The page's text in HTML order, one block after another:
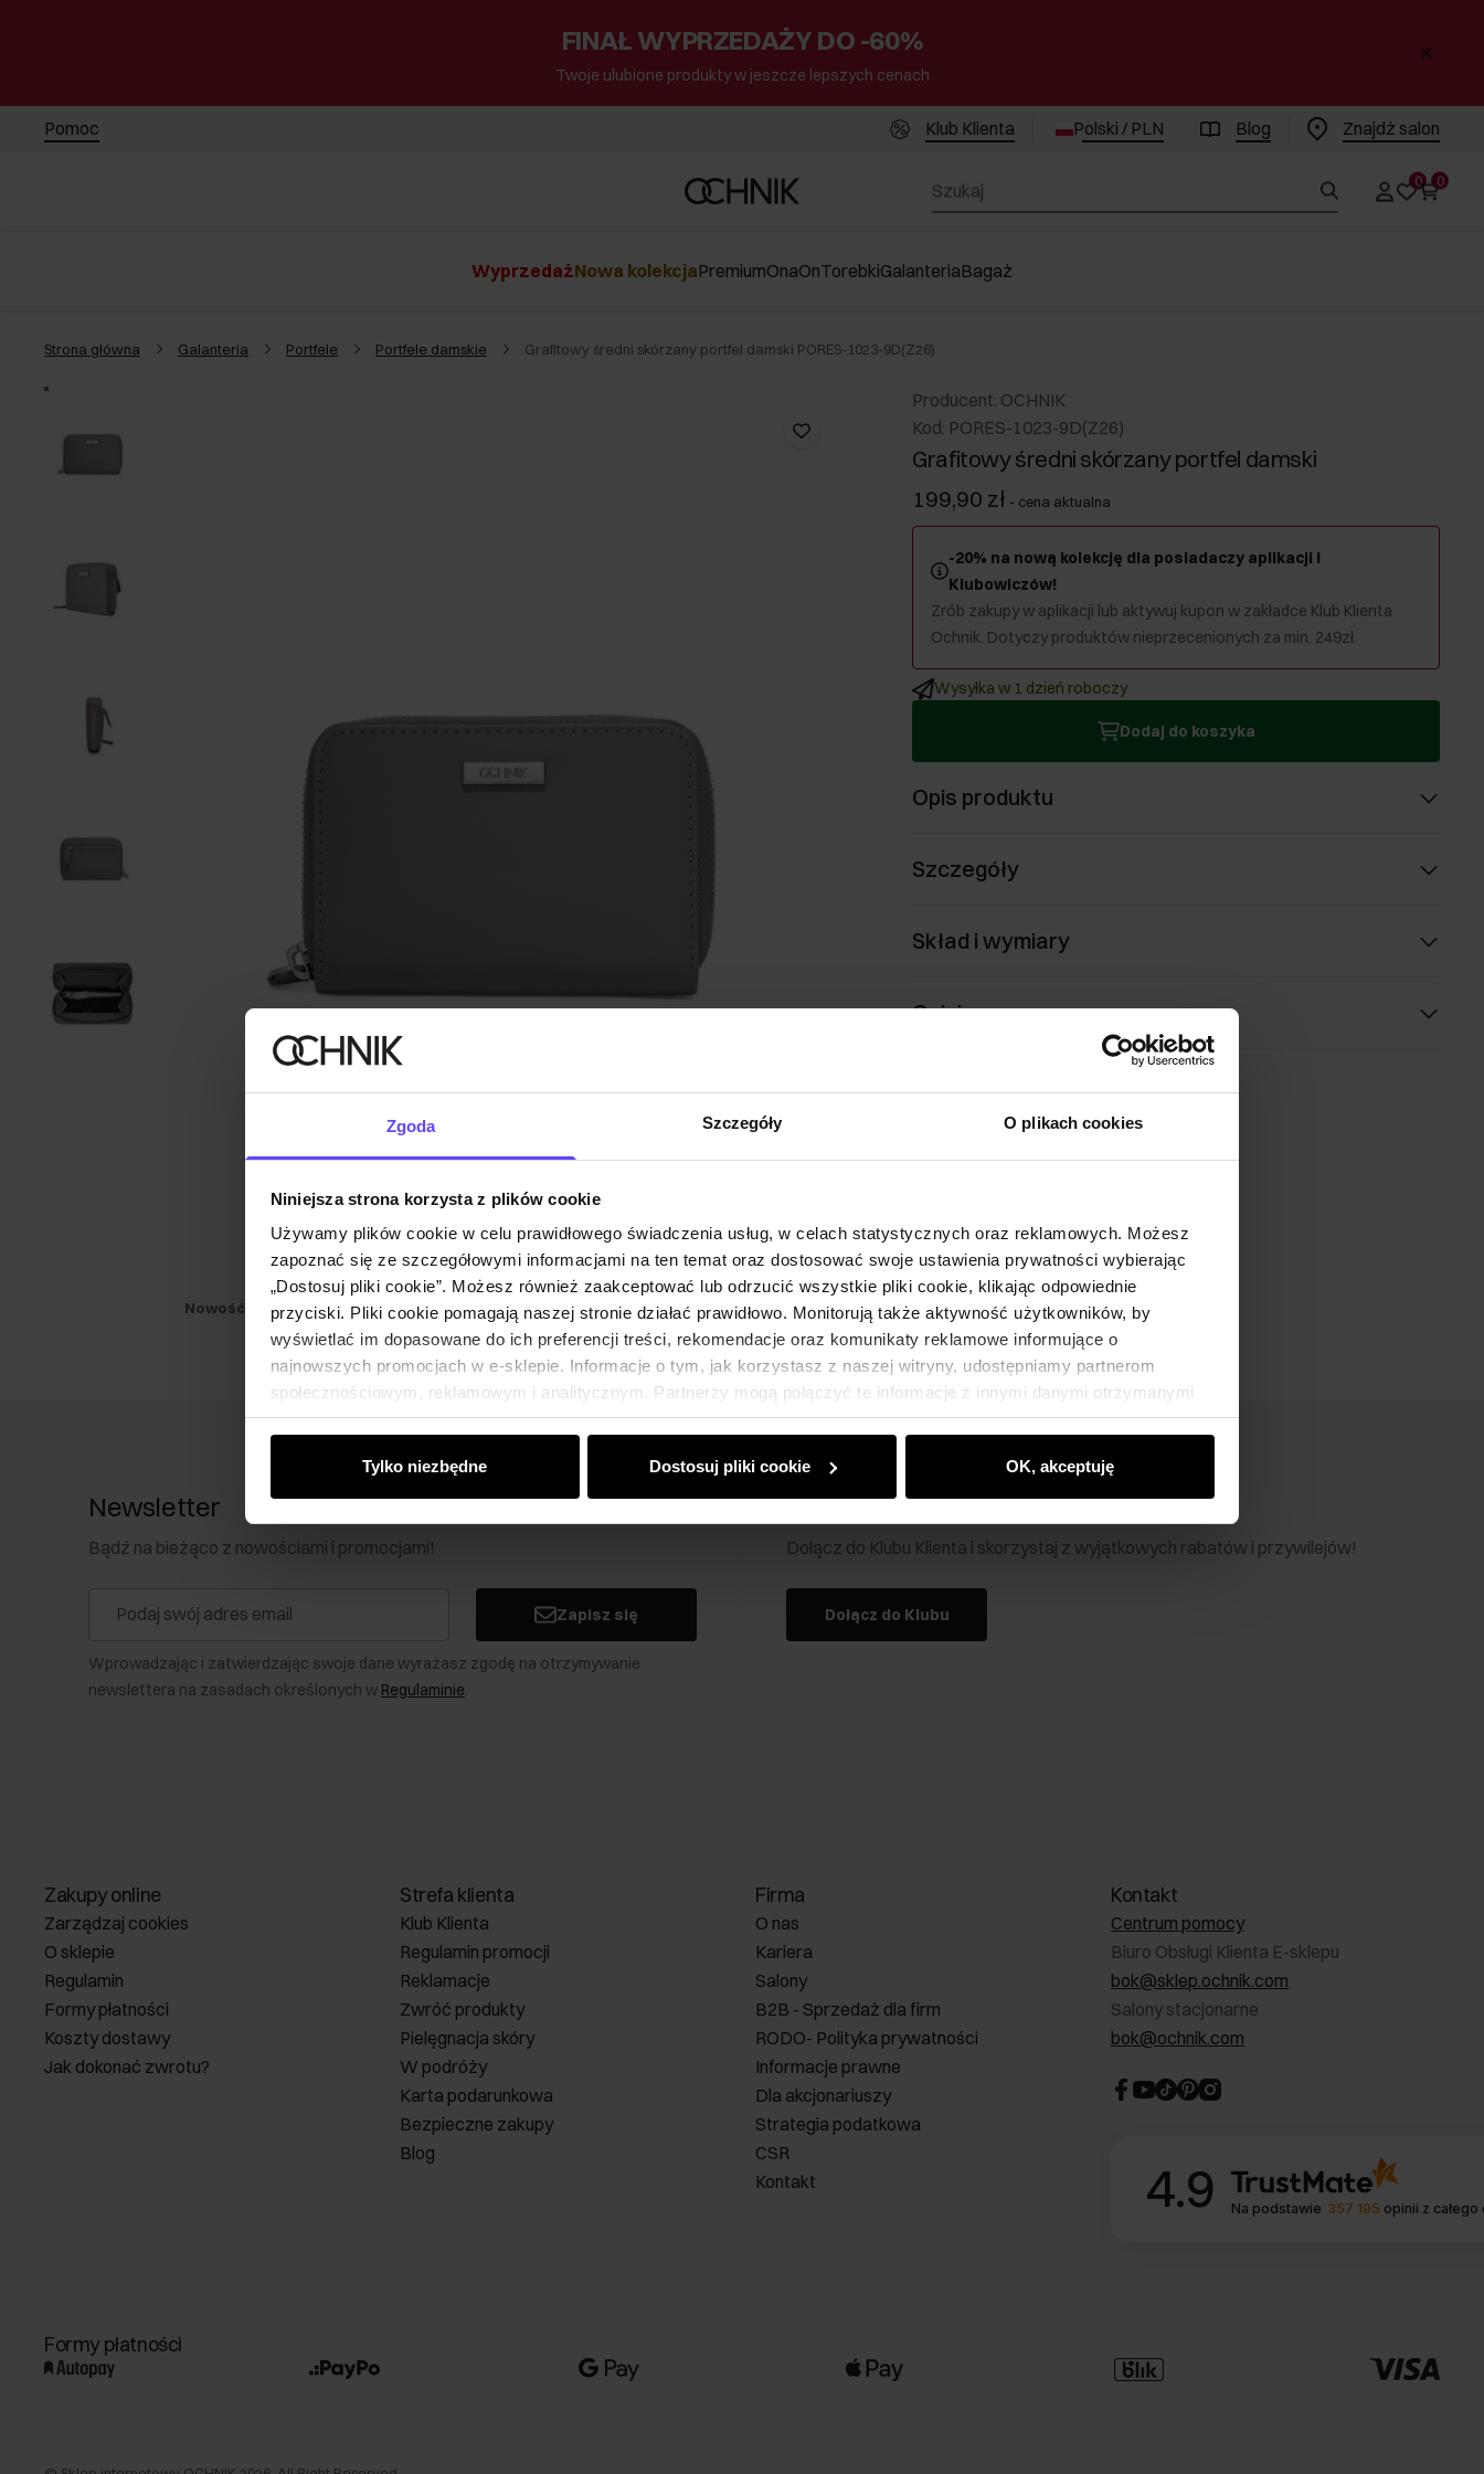
Zgoda Szczegóły O plikach cookies
Niniejsza strona korzysta z plików cookie
Używamy plików cookie w celu prawidłowego świadczenia usług, w celach statystycznych oraz reklamowych. Możesz
zapoznać się ze szczegółowymi informacjami na ten temat oraz dostosować swoje ustawienia prywatności wybierając
„Dostosuj pliki cookie”. Możesz również zaakceptować lub odrzucić wszystkie pliki cookie, klikając odpowiednie
przyciski. Pliki cookie pomagają naszej stronie działać prawidłowo. Monitorują także aktywność użytkowników, by
wyświetlać im dopasowane do ich preferencji treści, rekomendacje oraz komunikaty reklamowe informujące o
najnowszych promocjach w e-sklepie. Informacje o tym, jak korzystasz z naszej witryny, udostępniamy partnerom
społecznościowym, reklamowym i analitycznym. Partnerzy mogą połączyć te informacje z innymi danymi otrzymanymi
od Ciebie lub uzyskanymi podczas korzystania z ich usług.
Tylko niezbędne Dostosuj pliki cookie OK, akceptuję
FINAŁ WYPRZEDAŻY DO -60%
Twoje ulubione produkty w jeszcze lepszych cenach
Pomoc Klub Klienta Polski / PLN Blog Znajdż salon
0 0
WyprzedażNowa kolekcjaPremiumOnaOnTorebkiGalanteriaBagaż
Strona główna Galanteria Portfele Portfele damskie Grafitowy średni skórzany portfel damski PORES-1023-9D(Z26)
Nowość NEW20
Producent: OCHNIK
Kod: PORES-1023-9D(Z26)
Grafitowy średni skórzany portfel damski
199,90 zł - cena aktualna
-20% na nową kolekcję dla posiadaczy aplikacji i
Klubowiczów!
Zrób zakupy w aplikacji lub aktywuj kupon w zakładce Klub Klienta
Ochnik. Dotyczy produktów nieprzecenionych za min. 249zł.
Wysyłka w 1 dzień roboczy
Dodaj do koszyka
Opis produktu
Szczegóły
Skład i wymiary
Opinie
Newsletter
Bądź na bieżąco z nowościami i promocjami!
Zapisz się
Wprowadzając i zatwierdzając swoje dane wyrażasz zgodę na otrzymywanie
newslettera na zasadach określonych w Regulaminie.
Klub Klienta Ochnik
Dołącz do Klubu Klienta i skorzystaj z wyjątkowych rabatów i przywilejów!
Dołącz do Klubu
Zakupy online
Zarządzaj cookies
O sklepie
Regulamin
Formy płatności
Koszty dostawy
Jak dokonać zwrotu?
Strefa klienta
Klub Klienta
Regulamin promocji
Reklamacje
Zwróć produkty
Pielęgnacja skóry
W podróży
Karta podarunkowa
Bezpieczne zakupy
Blog
Firma
O nas
Kariera
Salony
B2B - Sprzedaż dla firm
RODO- Polityka prywatności
Informacje prawne
Dla akcjonariuszy
Strategia podatkowa
CSR
Kontakt
Kontakt
Centrum pomocy
Biuro Obsługi Klienta E-sklepu
bok@sklep.ochnik.com
Salony stacjonarne
bok@ochnik.com
4.9 Na podstawie 357 195 opinii z
Formy płatności